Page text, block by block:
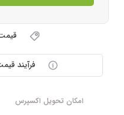
فرآیند
امکان تحویل اکسپرس